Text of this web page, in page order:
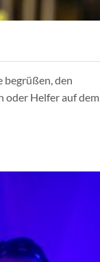
begrüßen, den
oder Helfer auf dem